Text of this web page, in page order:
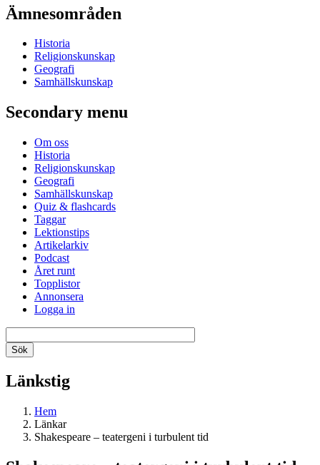
Ämnesområden
Historia
Religionskunskap
Geografi
Samhällskunskap
Secondary menu
Om oss
Historia
Religionskunskap
Geografi
Samhällskunskap
Quiz & flashcards
Taggar
Lektionstips
Artikelarkiv
Podcast
Året runt
Topplistor
Annonsera
Logga in
Länkstig
Hem
Länkar
Shakespeare – teatergeni i turbulent tid